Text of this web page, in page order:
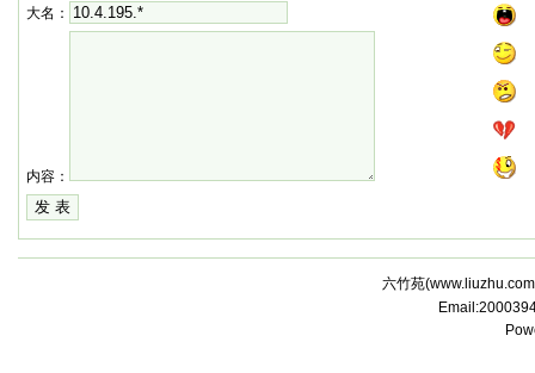
大名：
内容：
六竹苑(www.liuzhu.com